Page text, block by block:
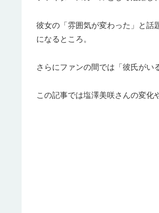
彼女の「雰囲気が変わった」と話
になるところ。
さらにファンの間では「彼氏がい
この記事では塩澤美咲さんの変化